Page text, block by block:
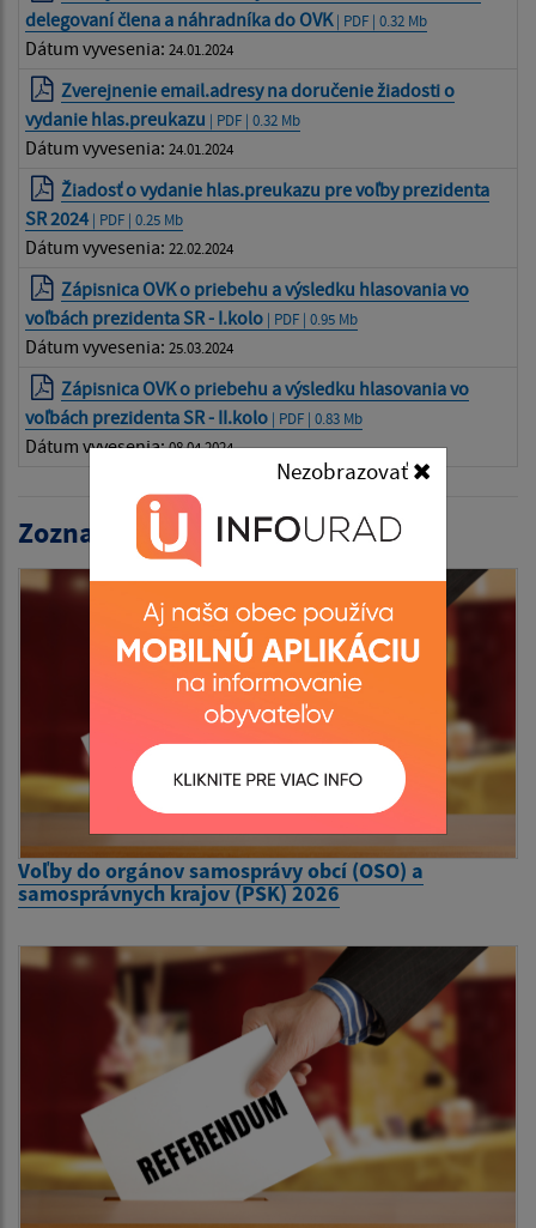
Nezobrazovať
delegovaní člena a náhradníka do OVK| PDF | 0.32 Mb
Dátum vyvesenia: 24.01.2024
Zverejnenie email.adresy na doručenie žiadosti o
vydanie hlas.preukazu | PDF | 0.32 Mb
Dátum vyvesenia: 24.01.2024
Žiadosť o vydanie hlas.preukazu pre voľby prezidenta
SR 2024 | PDF | 0.25 Mb
Dátum vyvesenia: 22.02.2024
Zápisnica OVK o priebehu a výsledku hlasovania vo
voľbách prezidenta SR - I.kolo | PDF | 0.95 Mb
Dátum vyvesenia: 25.03.2024
Zápisnica OVK o priebehu a výsledku hlasovania vo
voľbách prezidenta SR - II.kolo | PDF | 0.83 Mb
Dátum vyvesenia:08.04.2024
Zoznam volieb:
Voľby do orgánov samosprávy obcí (OSO) a
samosprávnych krajov (PSK) 2026